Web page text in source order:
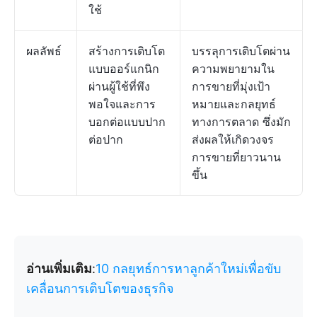
ใช้
ผลลัพธ์
สร้างการเติบโต
แบบออร์แกนิก
ผ่านผู้ใช้ที่พึง
พอใจและการ
บอกต่อแบบปาก
ต่อปาก
บรรลุการเติบโตผ่าน
ความพยายามใน
การขายที่มุ่งเป้า
หมายและกลยุทธ์
ทางการตลาด ซึ่งมัก
ส่งผลให้เกิดวงจร
การขายที่ยาวนาน
ขึ้น
อ่านเพิ่มเติม:10 กลยุทธ์การหาลูกค้าใหม่เพื่อขับ
เคลื่อนการเติบโตของธุรกิจ